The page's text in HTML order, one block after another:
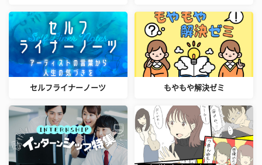
セルフライナーノーツ もやもや解決ゼミ